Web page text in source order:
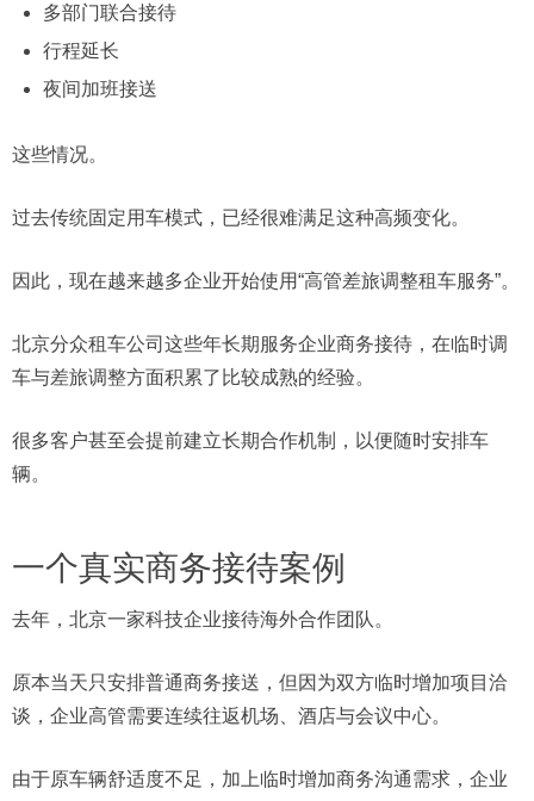
多部门联合接待
行程延长
夜间加班接送
这些情况。
过去传统固定用车模式，已经很难满足这种高频变化。
因此，现在越来越多企业开始使用“高管差旅调整租车服务”。
北京分众租车公司这些年长期服务企业商务接待，在临时调
车与差旅调整方面积累了比较成熟的经验。
很多客户甚至会提前建立长期合作机制，以便随时安排车
辆。
一个真实商务接待案例
去年，北京一家科技企业接待海外合作团队。
原本当天只安排普通商务接送，但因为双方临时增加项目洽
谈，企业高管需要连续往返机场、酒店与会议中心。
由于原车辆舒适度不足，加上临时增加商务沟通需求，企业